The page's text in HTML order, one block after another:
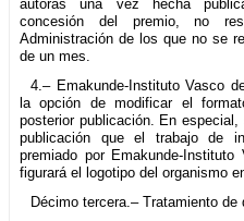
autoras una vez hecha
concesión del premio, no
Administración de los que no se
de un mes.
4.– Emakunde-Instituto Vasco
la opción de modificar el
posterior publicación. En
publicación que el trabajo de
premiado por Emakunde-
figurará el logotipo del organismo
Décimo tercera.– Tratamiento de